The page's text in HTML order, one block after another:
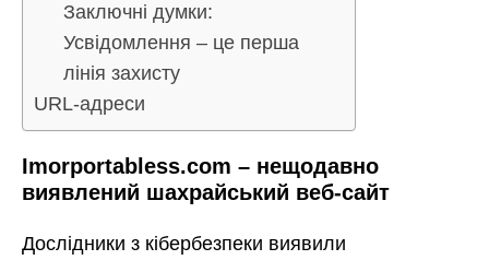
Заключні думки:
Усвідомлення – це перша
лінія захисту
URL-адреси
Imorportabless.com – нещодавно
виявлений шахрайський веб-сайт
Дослідники з кібербезпеки виявили